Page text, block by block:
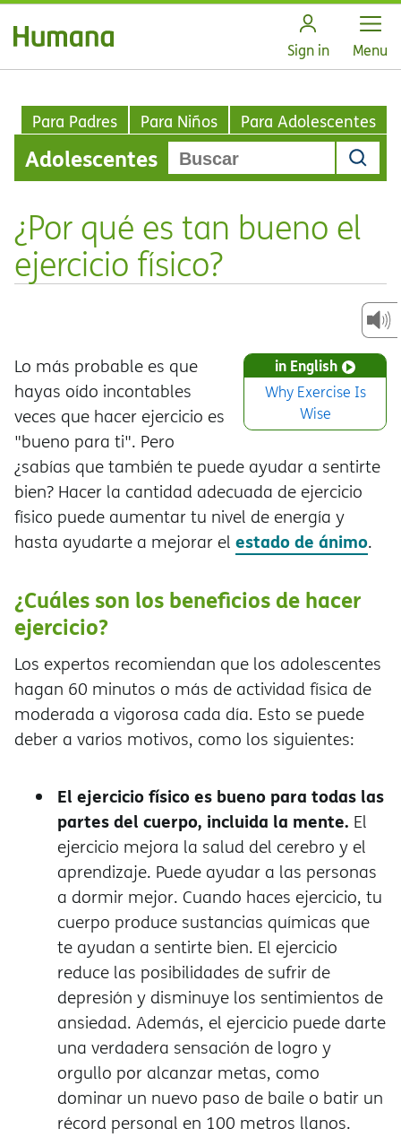
Sign in Open
Menu
Para Padres Para Niños Para Adolescentes
Adolescentes
¿Por qué es tan bueno el
ejercicio físico?
in English
Why Exercise Is
Wise
Lo más probable es que
hayas oído incontables
veces que hacer ejercicio es
"bueno para ti". Pero
¿sabías que también te puede ayudar a sentirte
bien? Hacer la cantidad adecuada de ejercicio
físico puede aumentar tu nivel de energía y
hasta ayudarte a mejorar el estado de ánimo.
¿Cuáles son los beneficios de hacer
ejercicio?
Los expertos recomiendan que los adolescentes
hagan 60 minutos o más de actividad física de
moderada a vigorosa cada día. Esto se puede
deber a varios motivos, como los siguientes:
El ejercicio físico es bueno para todas las
partes del cuerpo, incluida la mente. El
ejercicio mejora la salud del cerebro y el
aprendizaje. Puede ayudar a las personas
a dormir mejor. Cuando haces ejercicio, tu
cuerpo produce sustancias químicas que
te ayudan a sentirte bien. El ejercicio
reduce las posibilidades de sufrir de
depresión y disminuye los sentimientos de
ansiedad. Además, el ejercicio puede darte
una verdadera sensación de logro y
orgullo por alcanzar metas, como
dominar un nuevo paso de baile o batir un
récord personal en 100 metros llanos.